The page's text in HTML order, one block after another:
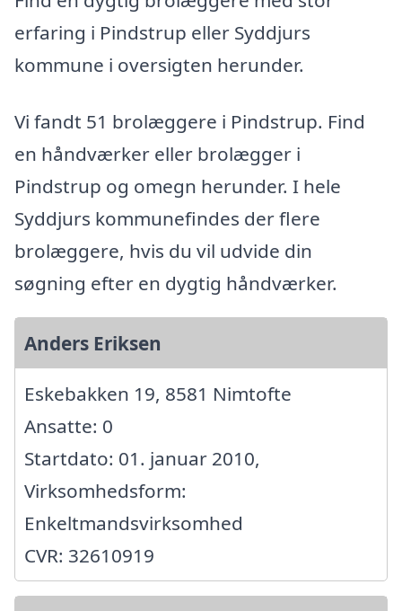
erfaring i Pindstrup eller Syddjurs
kommune i oversigten herunder.
Vi fandt 51 brolæggere i Pindstrup. Find
en håndværker eller brolægger i
Pindstrup og omegn herunder. I hele
Syddjurs kommunefindes der flere
brolæggere, hvis du vil udvide din
søgning efter en dygtig håndværker.
Anders Eriksen
Eskebakken 19, 8581 Nimtofte
Ansatte: 0
Startdato: 01. januar 2010,
Virksomhedsform:
Enkeltmandsvirksomhed
CVR: 32610919